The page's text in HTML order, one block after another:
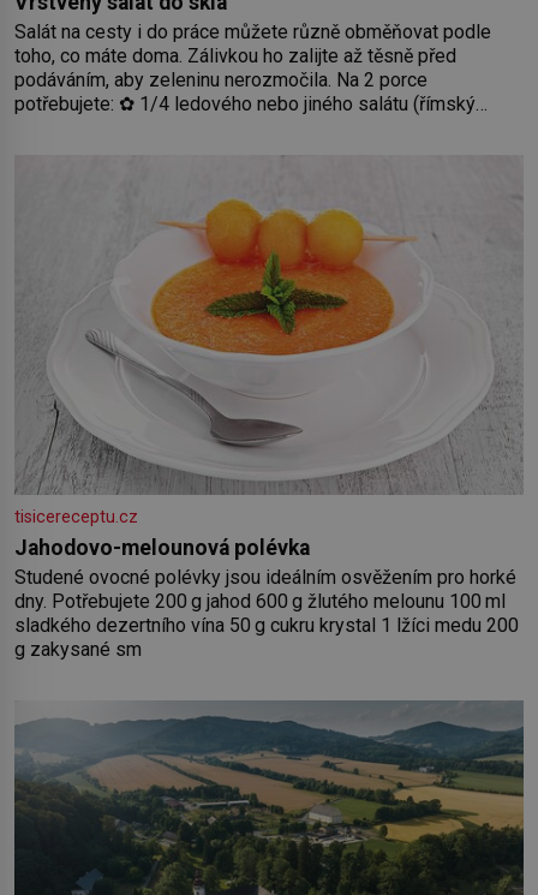
Salát na cesty i do práce můžete různě obměňovat podle
toho, co máte doma. Zálivkou ho zalijte až těsně před
podáváním, aby zeleninu nerozmočila. Na 2 porce
potřebujete: ✿ 1/4 ledového nebo jiného salátu (římský
2 rajčata Zálivka: ✿ 4 lžíce olivového oleje ✿ 1 lžíci citronové
tisicereceptu.cz
Jahodovo-melounová polévka
Studené ovocné polévky jsou ideálním osvěžením pro horké
dny. Potřebujete 200 g jahod 600 g žlutého melounu 100 ml
sladkého dezertního vína 50 g cukru krystal 1 lžíci medu 200
g zakysané sm